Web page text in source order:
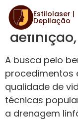
Estilolaser |
Depilação
A busca pelo
procedimentos
qualidade de
técnicas
a drenagem